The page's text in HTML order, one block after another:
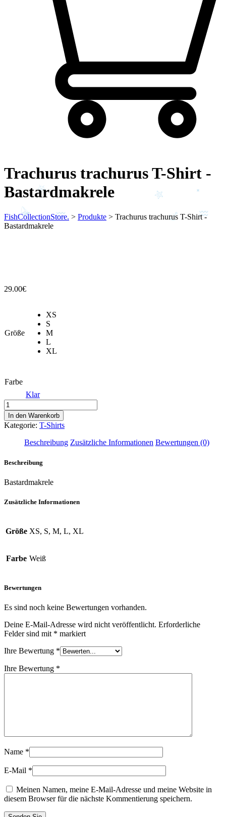
Trachurus trachurus T-Shirt -
Bastardmakrele
FishCollectionStore. > Produkte > Trachurus trachurus T-Shirt -
Bastardmakrele
29.00€
Größe
XS
S
M
L
XL
Farbe
Klar
T-
Shirt
Trachurus
trachurus
Carapau
In den Warenkorb
Kategorie: T-Shirts
Beschreibung Zusätzliche Informationen Bewertungen (0)
Beschreibung
Bastardmakrele
Zusätzliche Informationen
Größe XS, S, M, L, XL
Farbe Weiß
Bewertungen
Es sind noch keine Bewertungen vorhanden.
Deine E-Mail-Adresse wird nicht veröffentlicht. Erforderliche
Felder sind mit * markiert
Ihre Bewertung *
Ihre Bewertung *
Name *
E-Mail *
Meinen Namen, meine E-Mail-Adresse und meine Website in
diesem Browser für die nächste Kommentierung speichern.